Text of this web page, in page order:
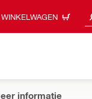
WINKELWAGEN
informatie